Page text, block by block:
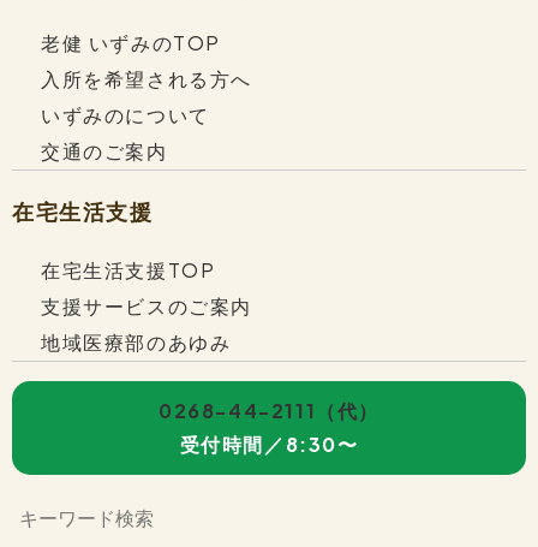
老健 いずみのTOP
入所を希望される方へ
いずみのについて
交通のご案内
在宅生活支援
在宅生活支援TOP
支援サービスのご案内
地域医療部のあゆみ
0268-44-2111
（代）
受付時間／8:30〜
鹿教湯病院付属豊殿診療所